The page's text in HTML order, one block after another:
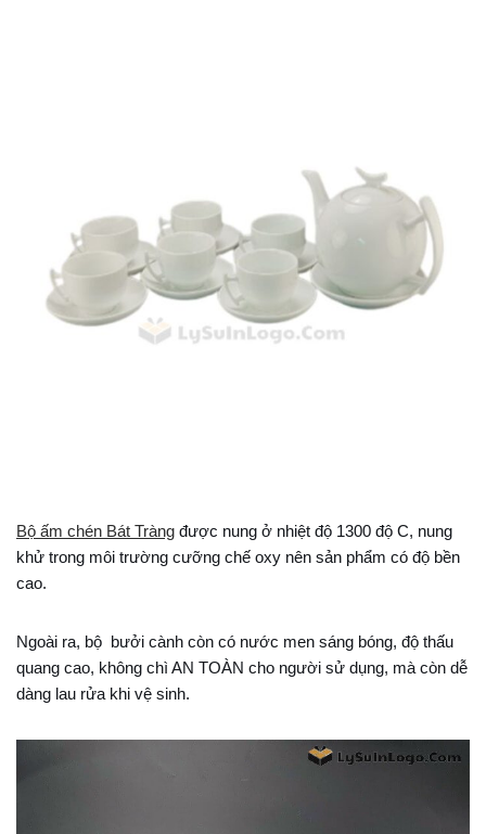
Bộ ấm chén Bát Tràng được nung ở nhiệt độ 1300 độ C, nung
khử trong môi trường cưỡng chế oxy nên sản phẩm có độ bền
cao.
Ngoài ra, bộ bưởi cành còn có nước men sáng bóng, độ thấu
quang cao, không chì AN TOÀN cho người sử dụng, mà còn dễ
dàng lau rửa khi vệ sinh.